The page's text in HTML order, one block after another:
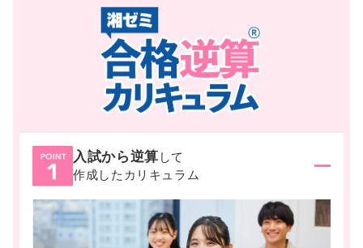
入試から逆算 して
作成したカリキュラム